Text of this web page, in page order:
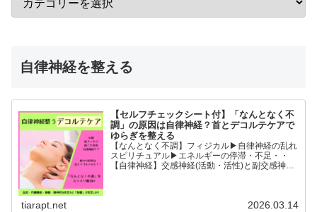
自律神経を整える
【セルフチェックシート付】「なんとなく不
調」の原因は自律神経？首とデコルテケアで
ゆらぎを整える
【なんとなく不調】フィジカル▶︎自律神経の乱れ
スピリチュアル▶︎エネルギーの停滞・不足・・
【自律神経】交感神経(活動・活性)と副交感神経
tiarapt.net 2026.03.14